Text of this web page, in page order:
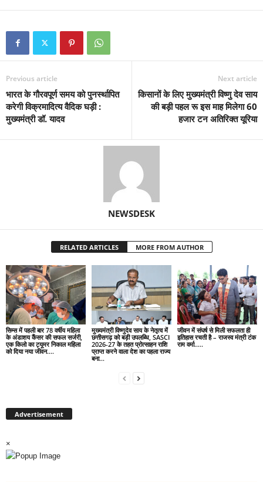
Previous article
भारत के गौरवपूर्ण समय को पुनर्स्थापित
करेगी विक्रमादित्य वैदिक घड़ी :
मुख्यमंत्री डॉ. यादव
Next article
किसानों के लिए मुख्यमंत्री विष्णु देव साय
की बड़ी पहल रू इस माह मिलेगा 60
हजार टन अतिरिक्त यूरिया
NEWSDESK
RELATED ARTICLES MORE FROM AUTHOR
सिम्स में पहली बार 78 वर्षीय महिला
के अंडाशय कैंसर की सफल सर्जरी,
एक किलो का ट्यूमर निकाल महिला
को दिया नया जीवन….
मुख्यमंत्री विष्णुदेव साय के नेतृत्व में
छत्तीसगढ़ को बड़ी उपलब्धि, SASCI
2026-27 के तहत प्रोत्साहन राशि
प्राप्त करने वाला देश का पहला राज्य
बना...
जीवन में संघर्ष से मिली सफलता ही
इतिहास रचती है – राजस्व मंत्री टंक
राम वर्मा…..
Advertisement
×